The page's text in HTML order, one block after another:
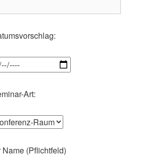
Art:
Name (Pflichtfeld)